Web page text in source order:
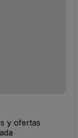
y ofertas